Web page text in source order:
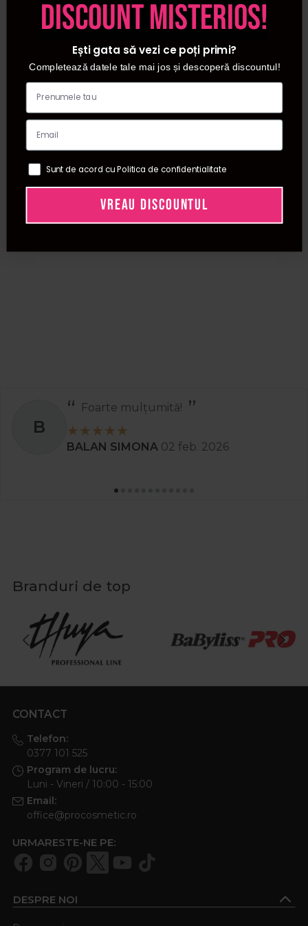
semipermanenta.
B
Foarte mulțumită!
BALAN SIMONA 02 feb. 2026
Branduri de top
CONTACT
Telefon:
0377 101 525
Program de lucru:
Luni - Vineri / 10:00 - 15:00
Email:
office@procosmetic.ro
URMARESTE-NE PE:
DESPRE NOI
discount misterios!
Ești gata să vezi ce poți primi?
Completează datele tale mai jos și descoperă discountul!
Sunt de acord cu Politica de confidentialitate
VREAU DISCOUNTUL